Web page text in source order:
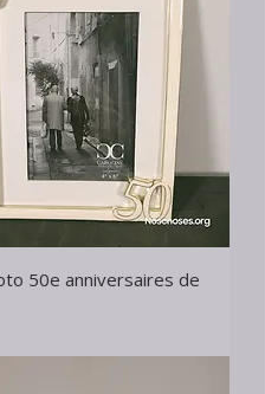
50e anniversaires de